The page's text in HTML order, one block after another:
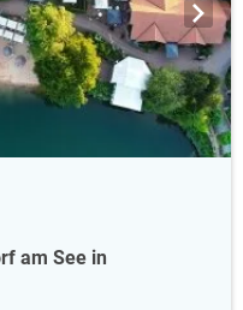
am See in